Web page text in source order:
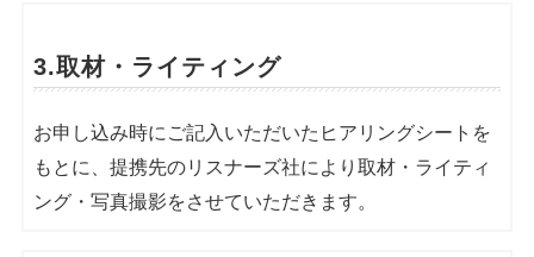
3.取材・ライティング
お申し込み時にご記入いただいたヒアリングシートを
もとに、提携先のリスナーズ社により取材・ライティ
ング・写真撮影をさせていただきます。